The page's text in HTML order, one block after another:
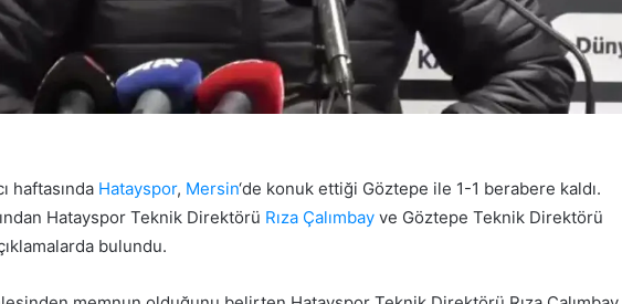
haftasında Hatayspor, Mersin‘de konuk ettiği Göztepe ile 1-1 berabere kaldı.
Hatayspor Teknik Direktörü Rıza Çalımbay ve Göztepe Teknik Direktörü
bulundu.